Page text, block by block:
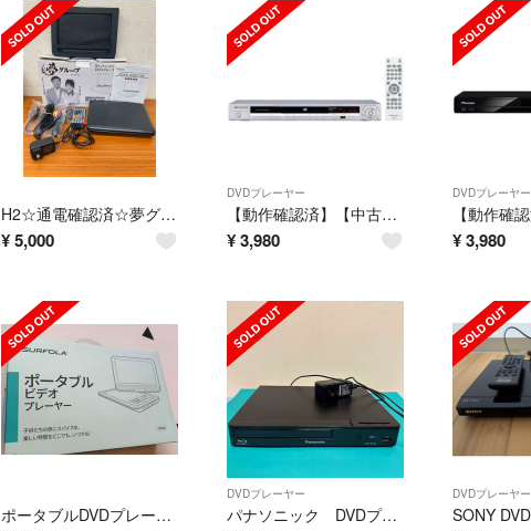
H2☆通電確認済☆夢グループ ワンセグ ポータブルDVDプレーヤー9インチ
¥5,000
DVDプレーヤー
【動作確認済】【中古】本体・リモコンのみ パイオニア DVDプレーヤー DivX対応 DV-310 シルバー系 2008年製
¥3,980
DVDプレーヤー
¥ 3,980
ポータブルDVDプレーヤー車載バック付き
DVDプレーヤー
パナソニック DVDプレーヤー DMP-BD90
DVDプレーヤー